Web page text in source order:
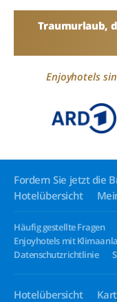
Traumurlaub,
Enjoyhotels
Fordern Sie jetzt die
Hotelübersicht
Häufig gestellte Fragen
Enjoyhotels mit
Datenschutzrichtlinie
Hotelübersicht